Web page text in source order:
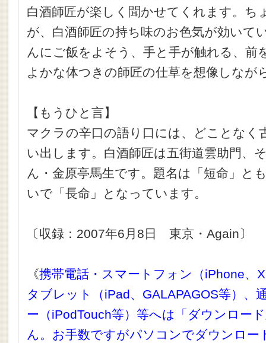
白酒師匠が楽しく聞かせてくれます。ち
が、白酒師匠の持ち味のお色気が効いて
んにご飯をよそう、手と手が触れる、
よかな体つきの師匠の仕草を想像しなが
【もうひと言】
マクラの辛口の語り口には、どことなく
い出します。白酒師匠は五街道雲助門、
ん・金原亭馬生です。題名は「短命」と
いで「長命」となっています。
〔収録：2007年6月8日 東京・Again〕
《携帯電話・スマートフォン（iPhone、
タブレット（iPad、GALAPAGOS等）、
ー（iPodTouch等）等へは「ダウンロー
ん。お手数ですがパソコンでダウンロー